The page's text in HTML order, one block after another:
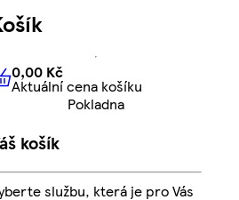
0,00 KčAktuální cena košíku
0,00 Kč
Aktuální cena košíku
Pokladna
košík
službu, která je pro Vás